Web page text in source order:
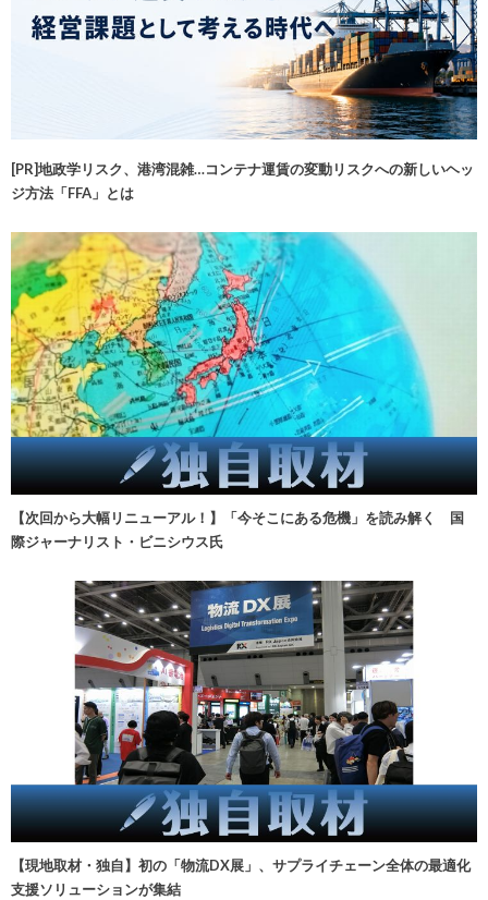
[PR]地政学リスク、港湾混雑…コンテナ運賃の変動リスクへの新しいヘッ
ジ方法「FFA」とは
【次回から大幅リニューアル！】「今そこにある危機」を読み解く 国
際ジャーナリスト・ビニシウス氏
【現地取材・独自】初の「物流DX展」、サプライチェーン全体の最適化
支援ソリューションが集結